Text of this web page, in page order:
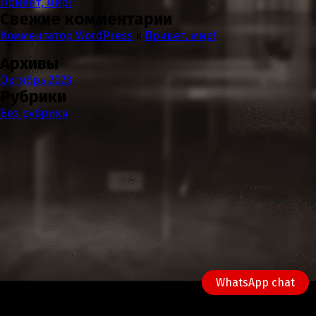
Свежие комментарии
Комментатор WordPress к Привет, мир!
Архивы
Октябрь 2023
Рубрики
Без рубрики
WhatsApp chat